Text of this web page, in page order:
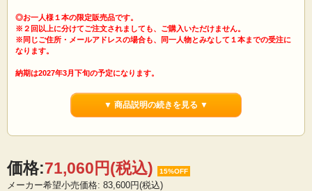
◎お一人様１本の限定販売品です。
※２回以上に分けてご注文されましても、ご購入いただけません。
※同じご住所・メールアドレスの場合も、同一人物とみなして１本までの受注に
なります。
納期は2027年3月下旬の予定になります。
※ご予約順に発送いたします。
※他の商品と一緒にご注文されないようにお願いいたします。
▼ 商品説明の続きを見る ▼
価格:71,060円(税込) 15%OFF
メーカー希望小売価格: 83,600円(税込)